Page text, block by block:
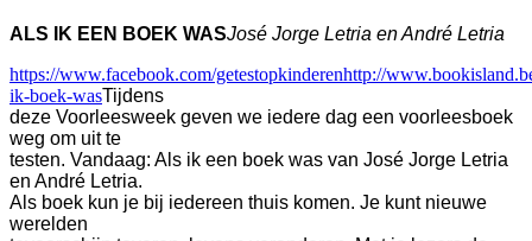
ALS IK EEN BOEK WASJosé Jorge Letria en André Letria
https://www.facebook.com/getestopkinderenhttp://
ik-boek-wasTijdens
deze Voorleesweek geven we iedere dag een voorleesboek
weg om uit te
testen. Vandaag: Als ik een boek was van José Jorge Letria
en André Letria.
Als boek kun je bij iedereen thuis komen. Je kunt nieuwe
werelden